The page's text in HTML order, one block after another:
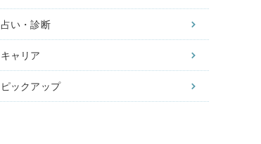
占い・診断
キャリア
ピックアップ